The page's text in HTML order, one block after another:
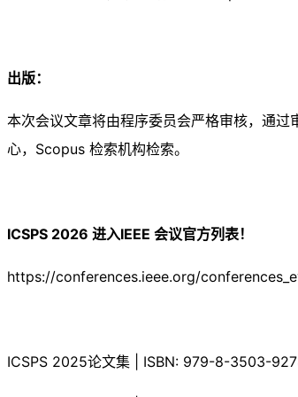
出版：
本次会议文章将由程序委员会严格审核，通
心，Scopus 检索机构检索。
ICSPS 2026 进入IEEE 会议官方列表！
https://conferences.ieee.org/
ICSPS 2025论文集 | ISBN: 979-8-3503-